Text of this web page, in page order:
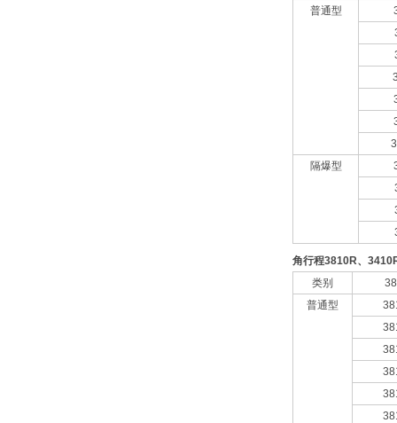
普通型
隔爆型
角行程3810R、
类别
普通型